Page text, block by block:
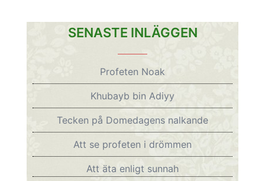
SENASTE INLÄGGEN
Profeten Noak
Khubayb bin Adiyy
Tecken på Domedagens nalkande
Att se profeten i drömmen
Att äta enligt sunnah